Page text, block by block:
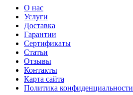
О нас
Услуги
Доставка
Гарантии
Сертификаты
Статьи
Отзывы
Контакты
Карта сайта
Политика конфиденциальности